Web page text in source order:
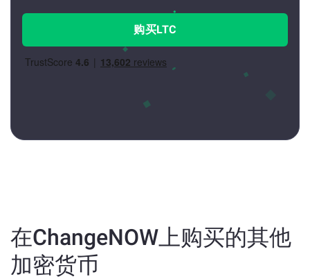
购买LTC
在ChangeNOW上购买的其他
加密货币